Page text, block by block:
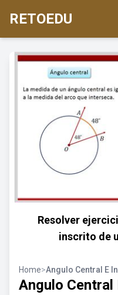
RETOEDU
Resolver
inscrito de
Home>Angulo Central E
Angulo Central